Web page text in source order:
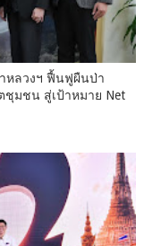
หลวงฯ ฟื้นฟูผืนป่า
มชน สู่เป้าหมาย Net